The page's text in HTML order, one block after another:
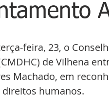
feira, 23, o
de Vilhena
Machado, em
direitos humanos.